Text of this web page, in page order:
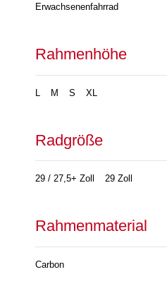
Erwachsenenfahrrad
Rahmenhöhe
M S XL
Radgröße
29 / 27,5+ Zoll 29 Zoll
Rahmenmaterial
Carbon